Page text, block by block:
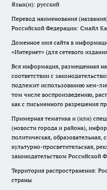
Язык(и): русский
Перевод наименования
Российской Федерации: Смайл
Доменное имя сайта в
«Интернет» (для сетевого
Вся информация, размещенная
соответствии с
подлежит использованию кем-
том числе воспроизведению,
как с письменного разрешения
Примерная тематика и (или)
(новости города и района),
политическая, образовательная,
культурно-просветительская,
законодательством Российской
Территория распространения:
страны